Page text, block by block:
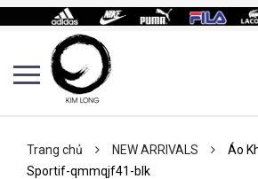
Trang chủ NEW ARRIVALS
Áo
Sportif-qmmqjf41-blk